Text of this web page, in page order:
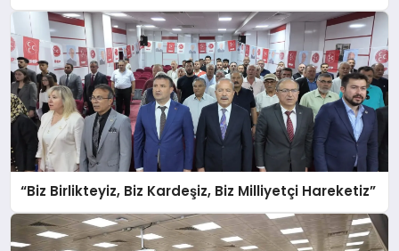
“Biz Birlikteyiz, Biz Kardeşiz, Biz Milliyetçi Hareketiz”